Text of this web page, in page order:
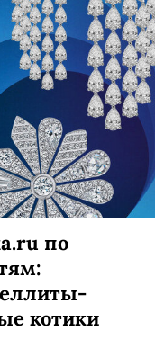
по
котики